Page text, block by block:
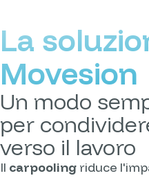
La
Movesion
Un modo
per
verso il lavoro
Il carpooling riduce